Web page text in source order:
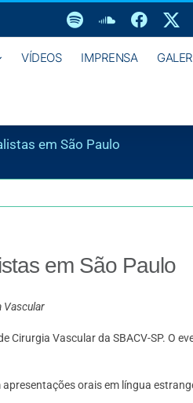
Spotify
VÍDEOS IMPRENSA
em São Paulo
em São Paulo
Vascular
Cirurgia Vascular da SBACV-SP. O
orais em língua